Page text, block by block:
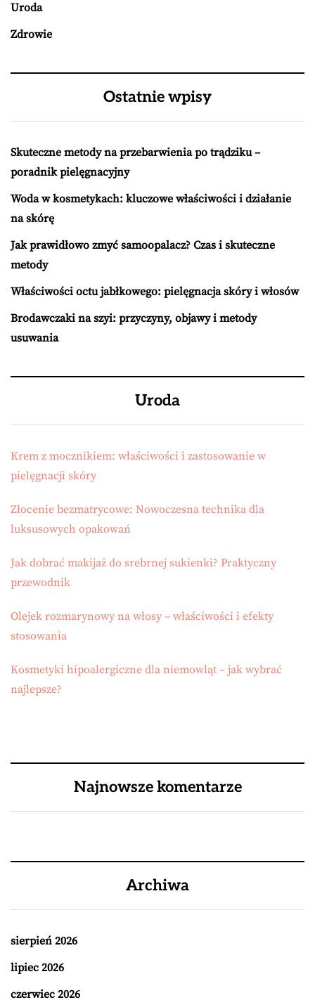
Uroda
Zdrowie
Ostatnie wpisy
Skuteczne metody na przebarwienia po trądziku –
poradnik pielęgnacyjny
Woda w kosmetykach: kluczowe właściwości i działanie
na skórę
Jak prawidłowo zmyć samoopalacz? Czas i skuteczne
metody
Właściwości octu jabłkowego: pielęgnacja skóry i włosów
Brodawczaki na szyi: przyczyny, objawy i metody
usuwania
Uroda
Krem z mocznikiem: właściwości i zastosowanie w
pielęgnacji skóry
Złocenie bezmatrycowe: Nowoczesna technika dla
luksusowych opakowań
Jak dobrać makijaż do srebrnej sukienki? Praktyczny
przewodnik
Olejek rozmarynowy na włosy – właściwości i efekty
stosowania
Kosmetyki hipoalergiczne dla niemowląt – jak wybrać
najlepsze?
Najnowsze komentarze
Archiwa
sierpień 2026
lipiec 2026
czerwiec 2026